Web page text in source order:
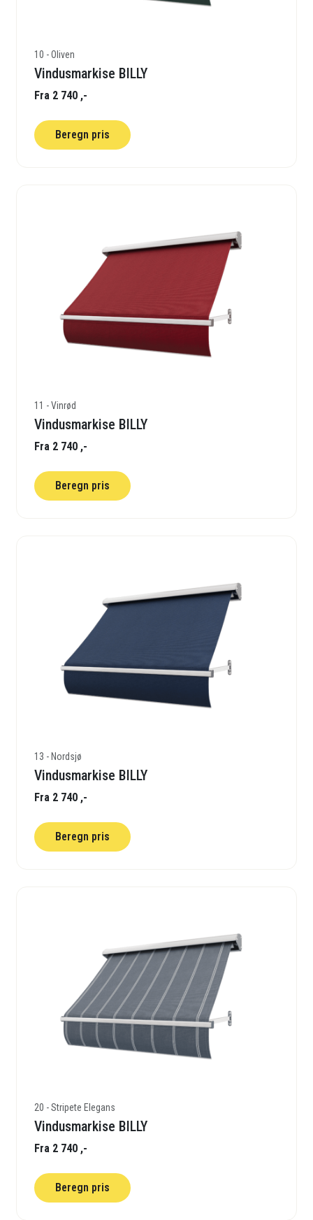
10 - Oliven
Vindusmarkise BILLY
Fra 2 740 ,-
Beregn pris
11 - Vinrød
Vindusmarkise BILLY
Fra 2 740 ,-
Beregn pris
13 - Nordsjø
Vindusmarkise BILLY
Fra 2 740 ,-
Beregn pris
20 - Stripete Elegans
Vindusmarkise BILLY
Fra 2 740 ,-
Beregn pris